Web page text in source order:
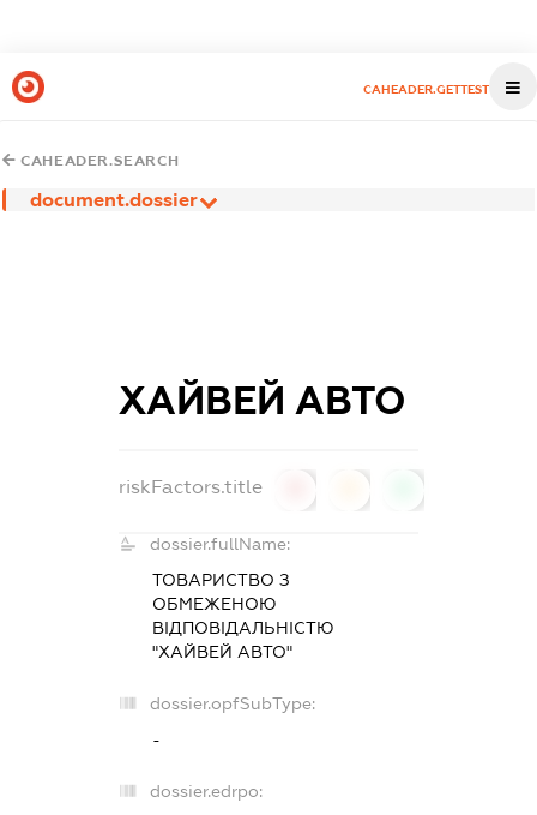
CAHEADER.GETTEST
CAHEADER.SEARCH
document.dossier
ХАЙВЕЙ АВТО
riskFactors.title
dossier.fullName:
ТОВАРИСТВО З
ОБМЕЖЕНОЮ
ВІДПОВІДАЛЬНІСТЮ
"ХАЙВЕЙ АВТО"
dossier.opfSubType:
-
dossier.edrpo: